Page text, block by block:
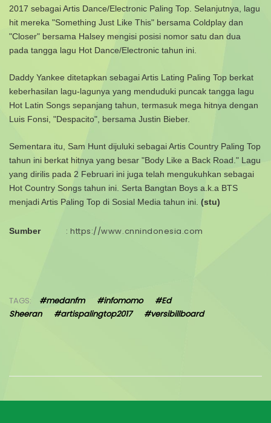
2017 sebagai Artis Dance/Electronic Paling Top. Selanjutnya, lagu
hit mereka "Something Just Like This" bersama Coldplay dan
"Closer" bersama Halsey mengisi posisi nomor satu dan dua
pada tangga lagu Hot Dance/Electronic tahun ini.
Daddy Yankee ditetapkan sebagai Artis Lating Paling Top berkat
keberhasilan lagu-lagunya yang menduduki puncak tangga lagu
Hot Latin Songs sepanjang tahun, termasuk mega hitnya dengan
Luis Fonsi, "Despacito", bersama Justin Bieber.
Sementara itu, Sam Hunt dijuluki sebagai Artis Country Paling Top
tahun ini berkat hitnya yang besar "Body Like a Back Road." Lagu
yang dirilis pada 2 Februari ini juga telah mengukuhkan sebagai
Hot Country Songs tahun ini. Serta Bangtan Boys a.k.a BTS
menjadi Artis Paling Top di Sosial Media tahun ini. (stu)
Sumber: https://www.cnnindonesia.com
TAGS: #medanfm #infomomo
#Ed
Sheeran
#artispalingtop2017 #versibillboard